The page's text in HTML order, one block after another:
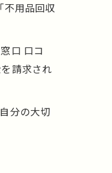
不用品回収
口 口コ
請求され
分の大切